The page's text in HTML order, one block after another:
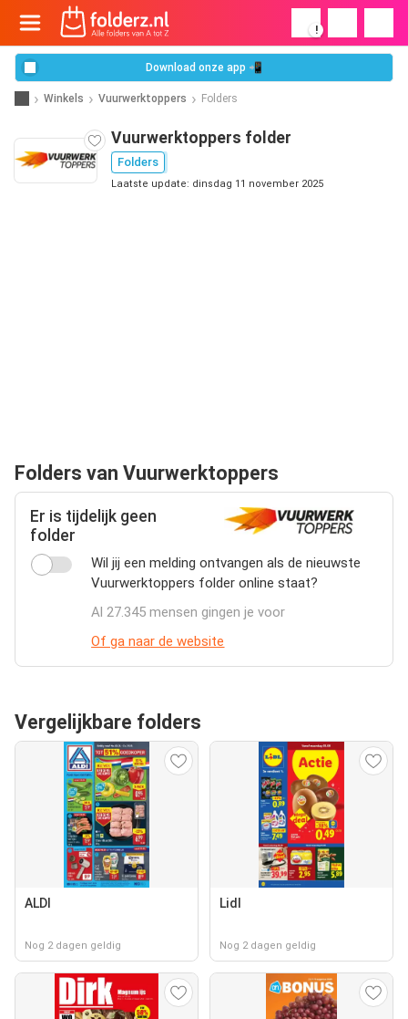
!
Download onze app 📲
Winkels Vuurwerktoppers Folders
Vuurwerktoppers folder
Folders
Laatste update: dinsdag 11 november 2025
Folders van Vuurwerktoppers
Er is tijdelijk geen
folder
Wil jij een melding ontvangen als de nieuwste
Vuurwerktoppers folder online staat?
Al 27.345 mensen gingen je voor
Of ga naar de website
Vergelijkbare folders
ALDI
Nog 2 dagen geldig
Lidl
Nog 2 dagen geldig